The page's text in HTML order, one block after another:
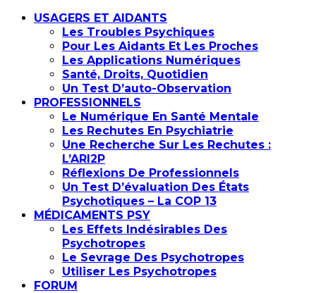
USAGERS ET AIDANTS
Les Troubles Psychiques
Pour Les Aidants Et Les Proches
Les Applications Numériques
Santé, Droits, Quotidien
Un Test D’auto-Observation
PROFESSIONNELS
Le Numérique En Santé Mentale
Les Rechutes En Psychiatrie
Une Recherche Sur Les Rechutes :
L’ARI2P
Réflexions De Professionnels
Un Test D’évaluation Des États
Psychotiques – La COP 13
MÉDICAMENTS PSY
Les Effets Indésirables Des
Psychotropes
Le Sevrage Des Psychotropes
Utiliser Les Psychotropes
FORUM